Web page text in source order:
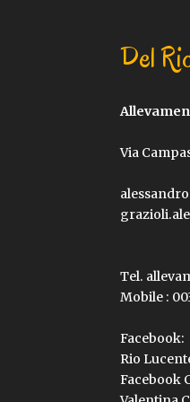
Del
Via
Tel.
Mobile :
Facebook:
Rio
Facebook